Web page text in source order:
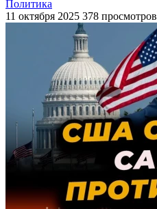
Политика
11 октября 2025 378 просмотров